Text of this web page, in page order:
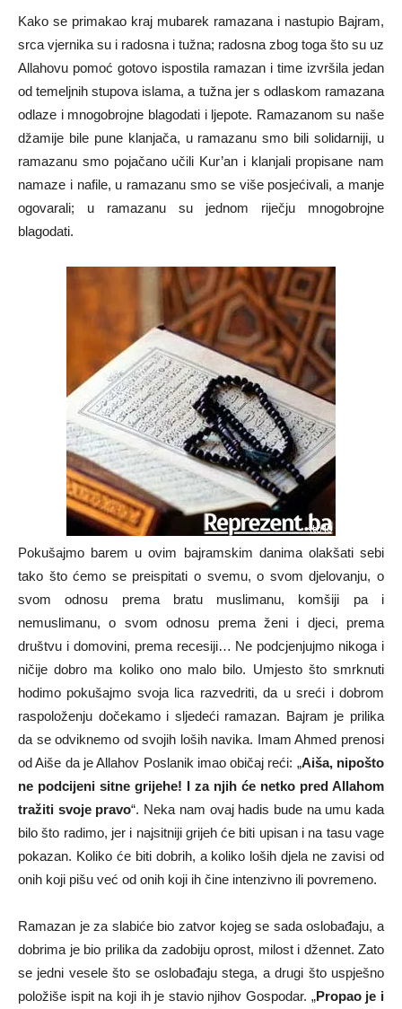
Kako se primakao kraj mubarek ramazana i nastupio Bajram,
srca vjernika su i radosna i tužna; radosna zbog toga što su uz
Allahovu pomoć gotovo ispostila ramazan i time izvršila jedan
od temeljnih stupova islama, a tužna jer s odlaskom ramazana
odlaze i mnogobrojne blagodati i ljepote. Ramazanom su naše
džamije bile pune klanjača, u ramazanu smo bili solidarniji, u
ramazanu smo pojačano učili Kur’an i klanjali propisane nam
namaze i nafile, u ramazanu smo se više posjećivali, a manje
ogovarali; u ramazanu su jednom riječju mnogobrojne
blagodati.
Pokušajmo barem u ovim bajramskim danima olakšati sebi
tako što ćemo se preispitati o svemu, o svom djelovanju, o
svom odnosu prema bratu muslimanu, komšiji pa i
nemuslimanu, o svom odnosu prema ženi i djeci, prema
društvu i domovini, prema recesiji… Ne podcjenjujmo nikoga i
ničije dobro ma koliko ono malo bilo. Umjesto što smrknuti
hodimo pokušajmo svoja lica razvedriti, da u sreći i dobrom
raspoloženju dočekamo i sljedeći ramazan. Bajram je prilika
da se odviknemo od svojih loših navika. Imam Ahmed prenosi
od Aiše da je Allahov Poslanik imao običaj reći: „Aiša, nipošto
ne podcijeni sitne grijehe! I za njih će netko pred Allahom
tražiti svoje pravo“. Neka nam ovaj hadis bude na umu kada
bilo što radimo, jer i najsitniji grijeh će biti upisan i na tasu vage
pokazan. Koliko će biti dobrih, a koliko loših djela ne zavisi od
onih koji pišu već od onih koji ih čine intenzivno ili povremeno.
Ramazan je za slabiće bio zatvor kojeg se sada oslobađaju, a
dobrima je bio prilika da zadobiju oprost, milost i džennet. Zato
se jedni vesele što se oslobađaju stega, a drugi što uspješno
položiše ispit na koji ih je stavio njihov Gospodar. „Propao je i